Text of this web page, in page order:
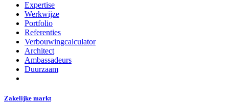
Expertise
Werkwijze
Portfolio
Referenties
Verbouwingcalculator
Architect
Ambassadeurs
Duurzaam
Zakelijke markt